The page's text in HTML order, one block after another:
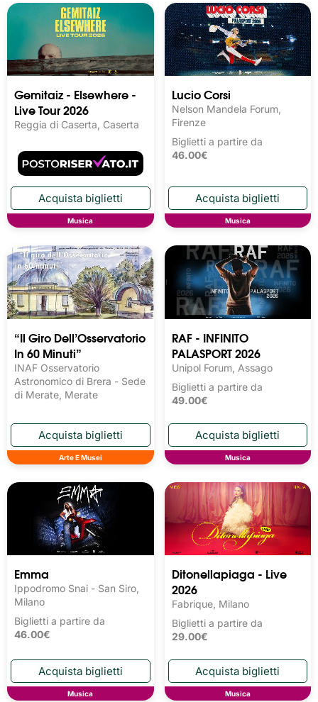
Gemitaiz - Elsewhere -
Live Tour 2026
Reggia di Caserta, Caserta
Musica
Lucio Corsi
Nelson Mandela Forum,
Firenze
Biglietti a partire da
46.00€
Musica
“Il Giro Dell’Osservatorio
In 60 Minuti”
INAF Osservatorio
Astronomico di Brera - Sede
di Merate, Merate
Arte E Musei
RAF - INFINITO
PALASPORT 2026
Unipol Forum, Assago
Biglietti a partire da
49.00€
Musica
Emma
Ippodromo Snai - San Siro,
Milano
Biglietti a partire da
46.00€
Musica
Ditonellapiaga - Live
2026
Fabrique, Milano
Biglietti a partire da
29.00€
Musica